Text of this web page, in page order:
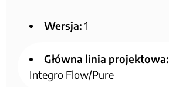
Wersja: 1
Główna linia projektowa:
Integro Flow/Pure